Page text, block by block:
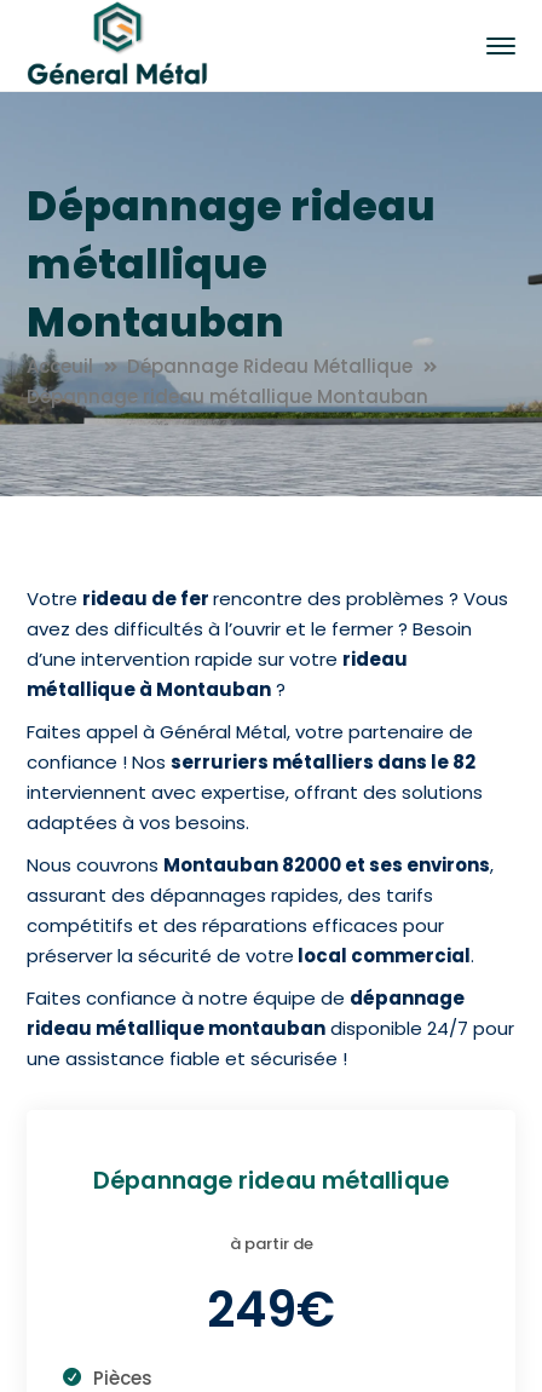
Dépannage rideau
métallique
Montauban
Acceuil
Dépannage Rideau Métallique
Dépannage rideau métallique Montauban
Votre rideau de ferrencontre des problèmes ? Vous
avez des difficultés à l’ouvrir et le fermer ? Besoin
d’une intervention rapide sur votre rideau
métallique à Montauban?
Faites appel à Général Métal, votre partenaire de
confiance ! Nosserruriers métalliers dans le 82
interviennent avec expertise, offrant des solutions
adaptées à vos besoins.
Nous couvrons Montauban 82000 et ses environs,
assurant des dépannages rapides, des tarifs
compétitifs et des réparations efficaces pour
préserver la sécurité de votre local commercial.
Faites confiance à notre équipe de dépannage
rideau métallique montaubandisponible 24/7 pour
une assistance fiable et sécurisée !
Dépannage rideau métallique
à partir de
249€
Pièces